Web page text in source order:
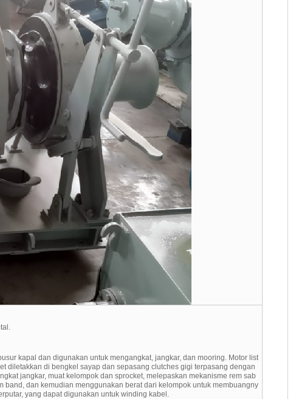
kapal dan digunakan untuk mengangkat, jangkar, dan mooring. Motor list
diletakkan di bengkel sayap dan sepasang clutches gigi terpasang dengan
jangkar, muat kelompok dan sprocket, melepaskan mekanisme rem sab
dan kemudian menggunakan berat dari kelompok untuk membuangny
yang dapat digunakan untuk winding kabel.